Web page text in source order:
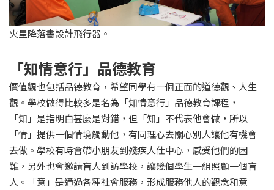
火星降落書設計飛行器。
「知情意行」品德教育
價值觀也包括品德教育，希望同學有一個正面的道德觀、人生
觀。學校做得比較多是名為「知情意行」品德教育課程，
「知」是指明白甚麼是對錯，但「知」不代表他會做，所以
「情」提供一個情境觸動他，有同理心去關心別人讓他有機會
去做。學校有時會帶小朋友到殘疾人仕中心，感受他們的困
難，另外也會邀請盲人到訪學校，讓幾個學生一組照顧一個盲
人。「意」是通過各種社會服務，形成服務他人的觀念和意